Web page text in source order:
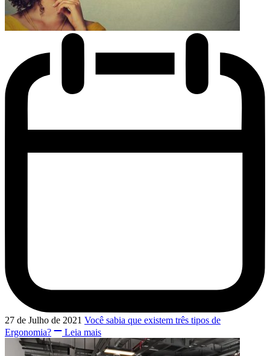
27 de Julho de 2021 Você sabia que existem três tipos de
Ergonomia?
Leia mais